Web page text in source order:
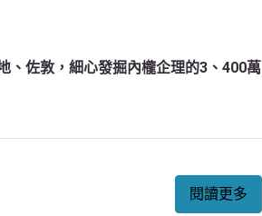
、佐敦，細心發掘內櫳企理的3、400萬
閱讀更多